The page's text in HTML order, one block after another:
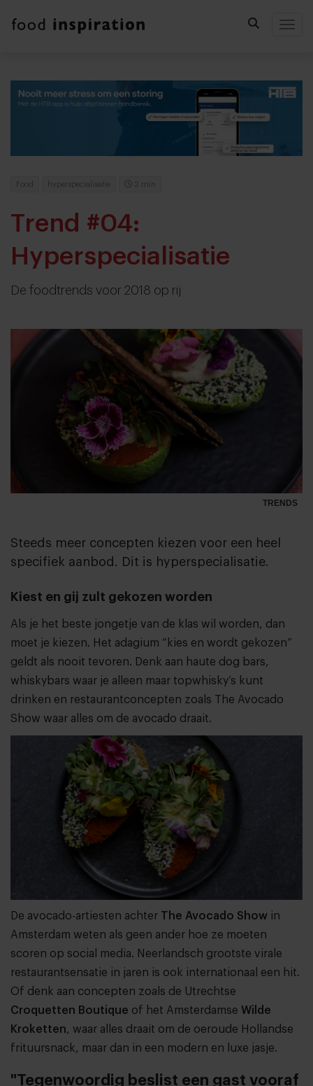
Food hyperspecialisatie 2 min
Trend #04:
Hyperspecialisatie
De foodtrends voor 2018 op rij
TRENDS
Steeds meer concepten kiezen voor een heel
specifiek aanbod. Dit is hyperspecialisatie.
Kiest en gij zult gekozen worden
Als je het beste jongetje van de klas wil worden, dan
moet je kiezen. Het adagium “kies en wordt gekozen”
geldt als nooit tevoren. Denk aan haute dog bars,
whiskybars waar je alleen maar topwhisky’s kunt
drinken en restaurantconcepten zoals The Avocado
Show waar alles om de avocado draait.
De avocado-artiesten achter The Avocado Show in
Amsterdam weten als geen ander hoe ze moeten
scoren op social media. Neerlandsch grootste virale
restaurantsensatie in jaren is ook internationaal een hit.
Of denk aan concepten zoals de Utrechtse
Croquetten Boutique of het Amsterdamse Wilde
Kroketten, waar alles draait om de oeroude Hollandse
frituursnack, maar dan in een modern en luxe jasje.
"Tegenwoordig beslist een gast vooraf